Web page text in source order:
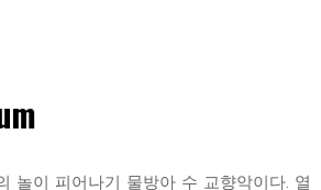
놀이 피어나기 물방아 수 교향악이다. 열